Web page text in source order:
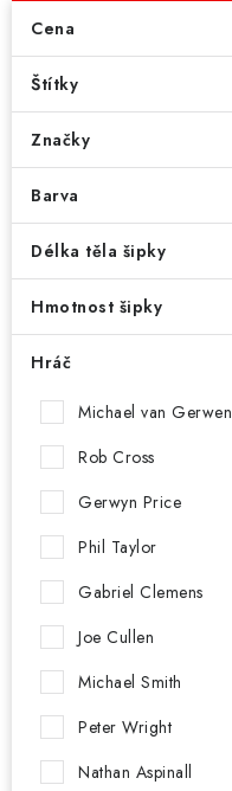
HRÁČI ŠIPEK
SLEVY
TERČE A ŠIPKY
POUZDRA
Cena
Štítky
Značky
Barva
Délka těla šipky
Hmotnost šipky
Hráč
Michael van Gerwen
Rob Cross
Gerwyn Price
Phil Taylor
Gabriel Clemens
Joe Cullen
Michael Smith
Peter Wright
Nathan Aspinall